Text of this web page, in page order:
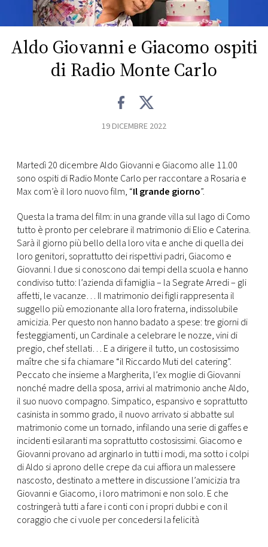
FOTO
CONCORSI
TV
DI
MONACO
RMC
CONSIGLIA
Aldo Giovanni e Giacomo ospiti
di Radio Monte Carlo
19 DICEMBRE 2022
Martedì 20 dicembre Aldo Giovanni e Giacomo alle 11.00
sono ospiti di Radio Monte Carlo per raccontare a Rosaria e
Max com’è il loro nuovo film, “Il grande giorno”.
Questa la trama del film: in una grande villa sul lago di Como
tutto è pronto per celebrare il matrimonio di Elio e Caterina.
Sarà il giorno più bello della loro vita e anche di quella dei
loro genitori, soprattutto dei rispettivi padri, Giacomo e
Giovanni. I due si conoscono dai tempi della scuola e hanno
condiviso tutto: l’azienda di famiglia – la Segrate Arredi – gli
affetti, le vacanze… Il matrimonio dei figli rappresenta il
suggello più emozionante alla loro fraterna, indissolubile
amicizia. Per questo non hanno badato a spese: tre giorni di
festeggiamenti, un Cardinale a celebrare le nozze, vini di
pregio, chef stellati… E a dirigere il tutto, un costosissimo
maître che si fa chiamare “il Riccardo Muti del catering”.
Peccato che insieme a Margherita, l’ex moglie di Giovanni
nonché madre della sposa, arrivi al matrimonio anche Aldo,
il suo nuovo compagno. Simpatico, espansivo e soprattutto
casinista in sommo grado, il nuovo arrivato si abbatte sul
matrimonio come un tornado, infilando una serie di gaffes e
incidenti esilaranti ma soprattutto costosissimi. Giacomo e
Giovanni provano ad arginarlo in tutti i modi, ma sotto i colpi
di Aldo si aprono delle crepe da cui affiora un malessere
nascosto, destinato a mettere in discussione l’amicizia tra
Giovanni e Giacomo, i loro matrimoni e non solo. E che
costringerà tutti a fare i conti con i propri dubbi e con il
coraggio che ci vuole per concedersi la felicità